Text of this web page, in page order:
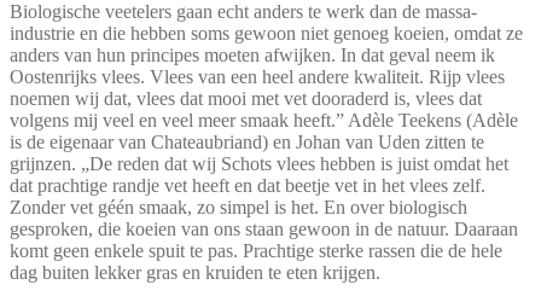
Biologische veetelers gaan echt anders te werk dan de massa-
industrie en die hebben soms gewoon niet genoeg koeien, omdat ze
anders van hun principes moeten afwijken. In dat geval neem ik
Oostenrijks vlees. Vlees van een heel andere kwaliteit. Rijp vlees
noemen wij dat, vlees dat mooi met vet dooraderd is, vlees dat
volgens mij veel en veel meer smaak heeft.” Adèle Teekens (Adèle
is de eigenaar van Chateaubriand) en Johan van Uden zitten te
grijnzen. „De reden dat wij Schots vlees hebben is juist omdat het
dat prachtige randje vet heeft en dat beetje vet in het vlees zelf.
Zonder vet géén smaak, zo simpel is het. En over biologisch
gesproken, die koeien van ons staan gewoon in de natuur. Daaraan
komt geen enkele spuit te pas. Prachtige sterke rassen die de hele
dag buiten lekker gras en kruiden te eten krijgen.